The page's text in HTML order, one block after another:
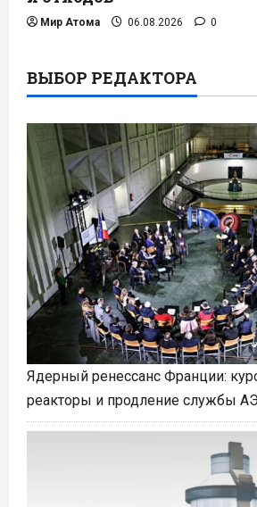
Мир Атома 06.08.2026 0
ВЫБОР РЕДАКТОРА
Ядерный ренессанс Франции:
реакторы и продление службы